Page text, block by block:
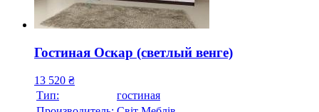
Гостиная Оскар (светлый венге)
13 520 ₴
Тип:
гостиная